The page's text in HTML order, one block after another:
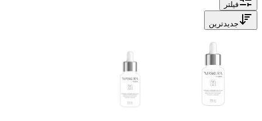
فیلتر
جدیدترین